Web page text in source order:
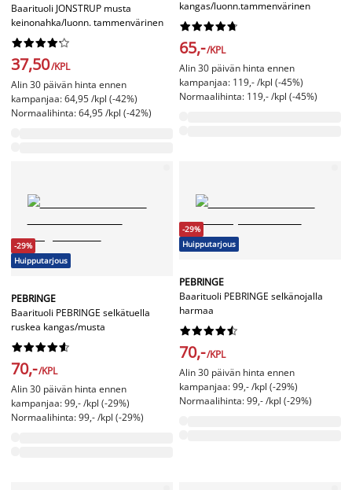
Baarituoli JONSTRUP musta
keinonahka/luonn. tammenvärinen






37,50/KPL
Alin 30 päivän hinta ennen
kampanjaa: 64,95 /kpl (-42%)
Normaalihinta: 64,95 /kpl (-42%)
kangas/luonn.tammenvärinen






65,-/KPL
Alin 30 päivän hinta ennen
kampanjaa: 119,- /kpl (-45%)
Normaalihinta: 119,- /kpl (-45%)
-29%
Huipputarjous
PEBRINGE
Baarituoli PEBRINGE selkätuella
ruskea kangas/musta






70,-/KPL
Alin 30 päivän hinta ennen
kampanjaa: 99,- /kpl (-29%)
Normaalihinta: 99,- /kpl (-29%)
-29%
Huipputarjous
PEBRINGE
Baarituoli PEBRINGE selkänojalla
harmaa






70,-/KPL
Alin 30 päivän hinta ennen
kampanjaa: 99,- /kpl (-29%)
Normaalihinta: 99,- /kpl (-29%)